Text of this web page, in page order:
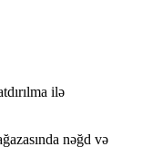
ilə
nəğd və